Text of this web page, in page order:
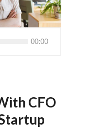
00:00
CFO